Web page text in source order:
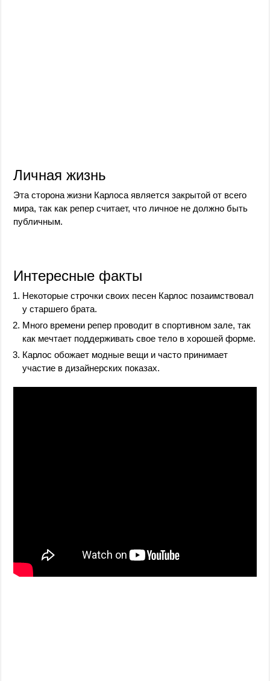
Личная жизнь
Эта сторона жизни Карлоса является закрытой от всего
мира, так как репер считает, что личное не должно быть
публичным.
Интересные факты
Некоторые строчки своих песен Карлос позаимствовал
у старшего брата.
Много времени репер проводит в спортивном зале, так
как мечтает поддерживать свое тело в хорошей форме.
Карлос обожает модные вещи и часто принимает
участие в дизайнерских показах.